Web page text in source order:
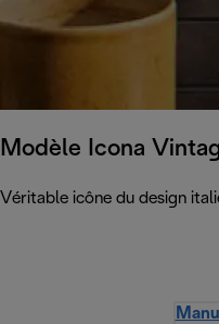
Modèle Icona
Véritable icône du design